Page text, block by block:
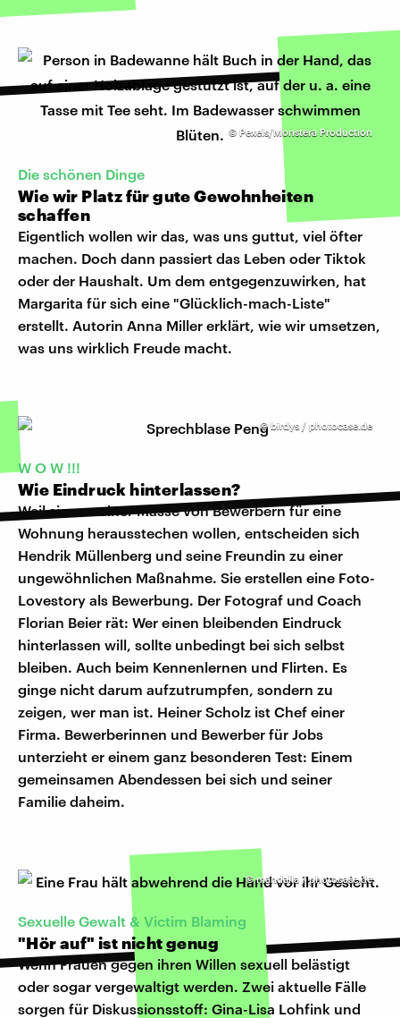
© Pexels/Monstera Production
Die schönen Dinge
Wie wir Platz für gute Gewohnheiten
schaffen
Eigentlich wollen wir das, was uns guttut, viel öfter
machen. Doch dann passiert das Leben oder Tiktok
oder der Haushalt. Um dem entgegenzuwirken, hat
Margarita für sich eine "Glücklich-mach-Liste"
erstellt. Autorin Anna Miller erklärt, wie wir umsetzen,
was uns wirklich Freude macht.
© birdys / photocase.de
W O W !!!
Wie Eindruck hinterlassen?
Weil sie aus einer Masse von Bewerbern für eine
Wohnung herausstechen wollen, entscheiden sich
Hendrik Müllenberg und seine Freundin zu einer
ungewöhnlichen Maßnahme. Sie erstellen eine Foto-
Lovestory als Bewerbung. Der Fotograf und Coach
Florian Beier rät: Wer einen bleibenden Eindruck
hinterlassen will, sollte unbedingt bei sich selbst
bleiben. Auch beim Kennenlernen und Flirten. Es
ginge nicht darum aufzutrumpfen, sondern zu
zeigen, wer man ist. Heiner Scholz ist Chef einer
Firma. Bewerberinnen und Bewerber für Jobs
unterzieht er einem ganz besonderen Test: Einem
gemeinsamen Abendessen bei sich und seiner
Familie daheim.
©mandalla / photocase.de
Sexuelle Gewalt & Victim Blaming
"Hör auf" ist nicht genug
Wenn Frauen gegen ihren Willen sexuell belästigt
oder sogar vergewaltigt werden. Zwei aktuelle Fälle
sorgen für Diskussionsstoff: Gina-Lisa Lohfink und